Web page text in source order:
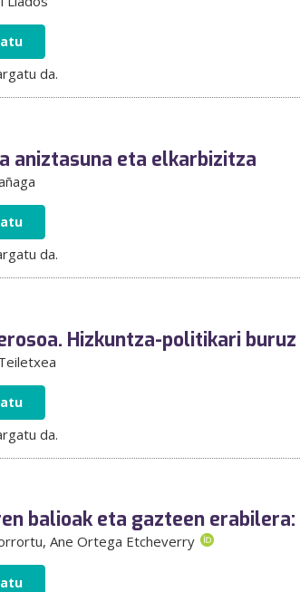
da.
aniztasuna eta elkarbizitza
da.
Hizkuntza-politikari
da.
balioak eta gazteen
, Ane Ortega Etcheverry